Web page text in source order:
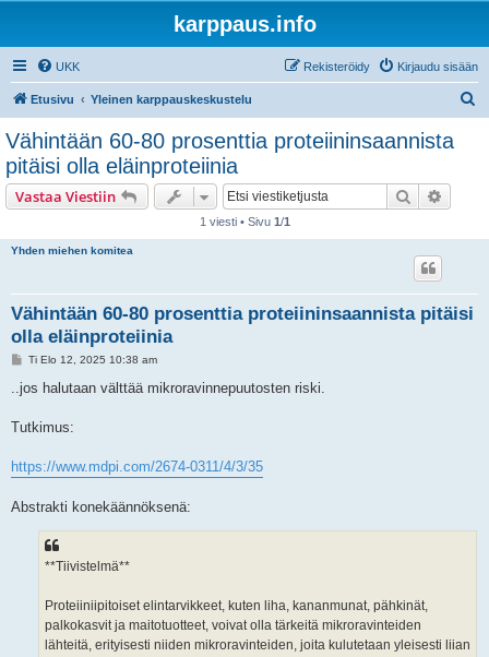
karppaus.info
UKK Kirjaudu sisään
Rekisteröidy
Etusivu Yleinen karppauskeskustelu
Vähintään 60-80 prosenttia proteiininsaannista
pitäisi olla eläinproteiinia
Vastaa Viestiin Etsi
1 viesti • Sivu 1/1
Yhden miehen komitea
Vähintään 60-80 prosenttia proteiininsaannista pitäisi
olla eläinproteiinia
V
e
i
Ti Elo 12, 2025 10:38 am
..jos halutaan välttää mikroravinnepuutosten riski.
Tutkimus:
https://www.mdpi.com/2674-0311/4/3/35
Abstrakti konekäännöksenä:
**Tiivistelmä**
Proteiiniipitoiset elintarvikkeet, kuten liha, kananmunat, pähkinät,
palkokasvit ja maitotuotteet, voivat olla tärkeitä mikroravinteiden
lähteitä, erityisesti niiden mikroravinteiden, joita kulutetaan yleisesti liian